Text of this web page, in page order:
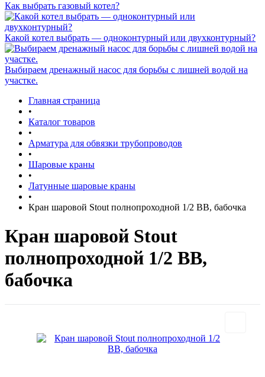
Как выбрать газовый котел?
Какой котел выбрать — одноконтурный или двухконтурный?
Выбираем дренажный насос для борьбы с лишней водой на
участке.
Главная страница
•
Каталог товаров
•
Арматура для обвязки трубопроводов
•
Шаровые краны
•
Латунные шаровые краны
•
Кран шаровой Stout полнопроходной 1/2 ВВ, бабочка
Кран шаровой Stout
полнопроходной 1/2 ВВ,
бабочка